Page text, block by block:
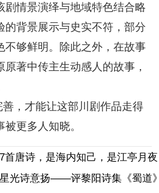
剧情景演绎与地域特色结合略
的背景展示与史实不符，部分
不够鲜明。除此之外，在故事
著中传主生动感人的故事，
善，才能让这部川剧作品走得
更多人知晓。
首唐诗，是海内知己，是江亭月夜
光诗意扬——评黎阳诗集《蜀道